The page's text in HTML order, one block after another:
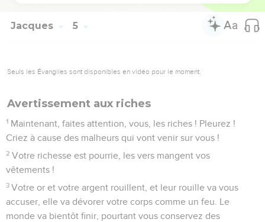
Jacques 5
Seuls les Évangiles sont disponibles en vidéo pour le moment.
Avertissement aux riches
1 Maintenant, faites attention, vous, les riches ! Pleurez !
Criez à cause des malheurs qui vont venir sur vous !
2 Votre richesse est pourrie, les vers mangent vos
vêtements !
3 Votre or et votre argent rouillent, et leur rouille va vous
accuser, elle va dévorer votre corps comme un feu. Le
monde va bientôt finir, pourtant vous conservez des